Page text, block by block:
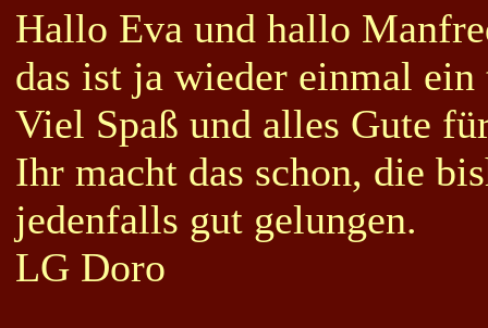
Hallo Eva und hallo
das ist ja wieder einmal
Viel Spaß und alles Gute
Ihr macht das schon, die
jedenfalls gut gelungen.
LG Doro